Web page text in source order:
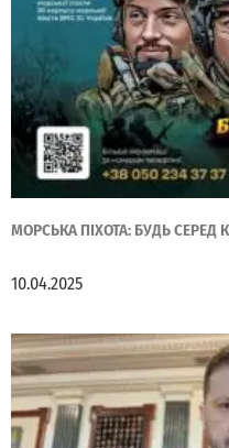
МОРСЬКА ПІХОТА: БУДЬ СЕРЕД
10.04.2025